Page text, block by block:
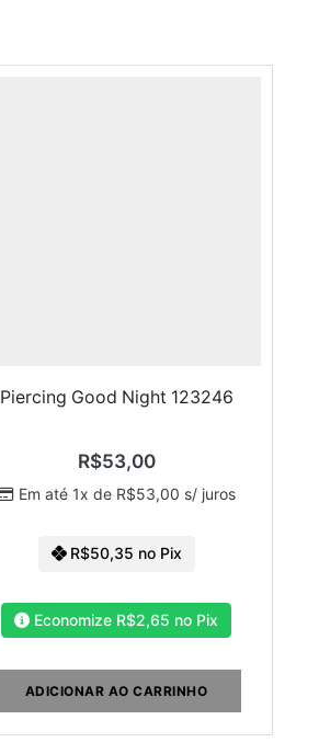
Piercing Good Night 123246
R$53,00
Em até 1x de R$53,00 s/ juros
R$50,35 no Pix
Economize R$2,65 no Pix
ADICIONAR AO CARRINHO